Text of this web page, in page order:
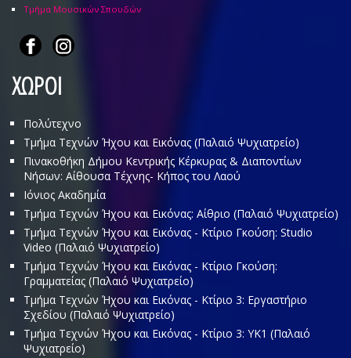
Τμήμα Μουσικών Σπουδών
ΧΩΡΟΙ
Πολύτεχνο
Τμήμα Τεχνών Ήχου και Εικόνας (Παλαιό Ψυχιατρείο)
Πινακοθήκη Δήμου Κεντρικής Κέρκυρας & Διαποντίων
Νήσων: Αίθουσα Τέχνης- Κήπος του Λαού
Ιόνιος Ακαδημία
Τμήμα Τεχνών Ήχου και Εικόνας: Αίθριο (Παλαιό Ψυχιατρείο)
Τμήμα Τεχνών Ήχου και Εικόνας - Κτίριο Γκούση: Studio
Video (Παλαιό Ψυχιατρείο)
Τμήμα Τεχνών Ήχου και Εικόνας - Κτίριο Γκούση:
Γραμματείας (Παλαιό Ψυχιατρείο)
Τμήμα Τεχνών Ήχου και Εικόνας - Κτίριο 3: Εργαστήριο
Σχεδίου (Παλαιό Ψυχιατρείο)
Τμήμα Τεχνών Ήχου και Εικόνας - Κτίριο 3: ΥΚ1 (Παλαιό
Ψυχιατρείο)